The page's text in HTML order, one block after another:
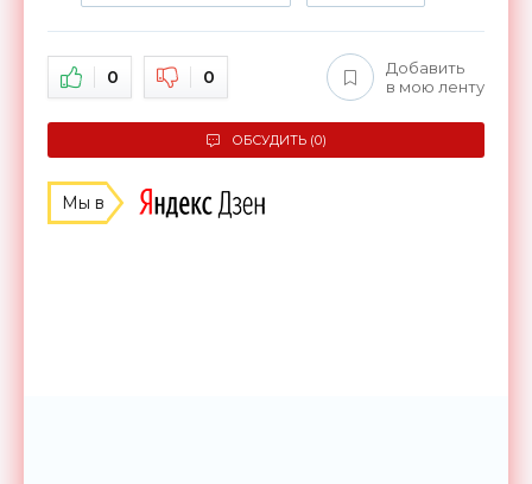
0 0
Добавить
в мою ленту
ОБСУДИТЬ (0)
Мы в